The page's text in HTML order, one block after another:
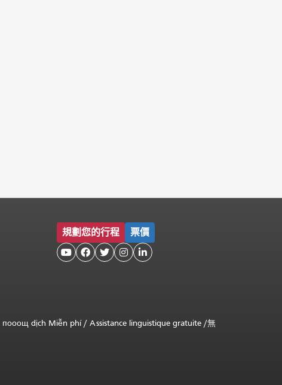
規劃您的行程 票價
    
пооощ dịch Miễn phí/ Assistance linguistique gratuite /無